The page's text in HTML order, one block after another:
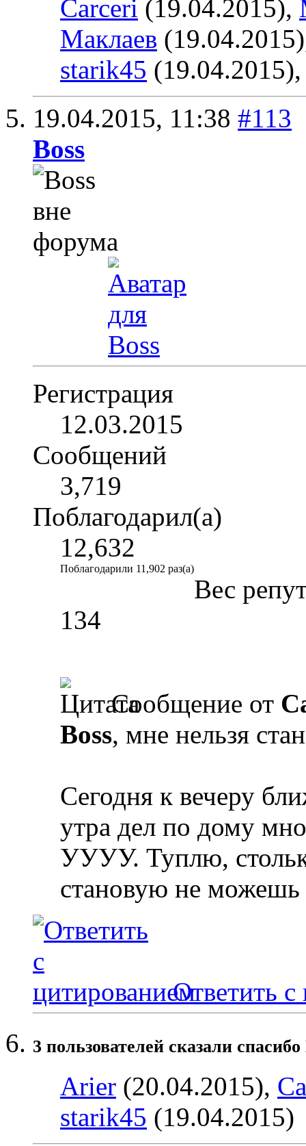
Carceri (19.04.2015),
Маклаев
starik45
19.04.2015, 11:38 #113
Boss
Регистрация
12.03.2015
Сообщений
3,719
Поблагодарил(а)
12,632
Поблагодарили 11,902 раз(а)
Вес
134
Сообщение от
Boss, мне нельзя
Сегодня к вечеру
утра дел по дому
УУУУ. Туплю,
становую не можешь
Ответить с
3 пользователей сказали
Arier (20.04.2015),
starik45 (19.04.2015)